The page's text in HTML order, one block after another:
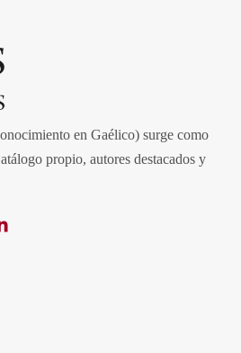
en Gaélico) surge como
propio, autores destacados y